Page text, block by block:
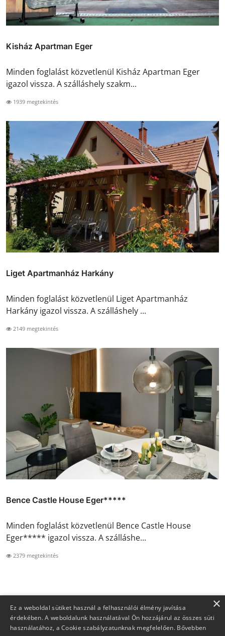
Kisház Apartman Eger
Minden foglalást közvetlenül Kisház Apartman Eger
igazol vissza. A szálláshely szakm...
1939 megtekintés
Liget Apartmanház Harkány
Minden foglalást közvetlenül Liget Apartmanház
Harkány igazol vissza. A szálláshely ...
2149 megtekintés
Bence Castle House Eger*****
Minden foglalást közvetlenül Bence Castle House
Eger***** igazol vissza. A szálláshe...
2379 megtekintés
×
Ez a weboldal sütiket használ a felhasználói élmény javítása
érdekében. A weboldalunk használatával Ön hozzájárul az összes süti
használatához, a Cookie szabályzatunknak megfelelően. Bővebben